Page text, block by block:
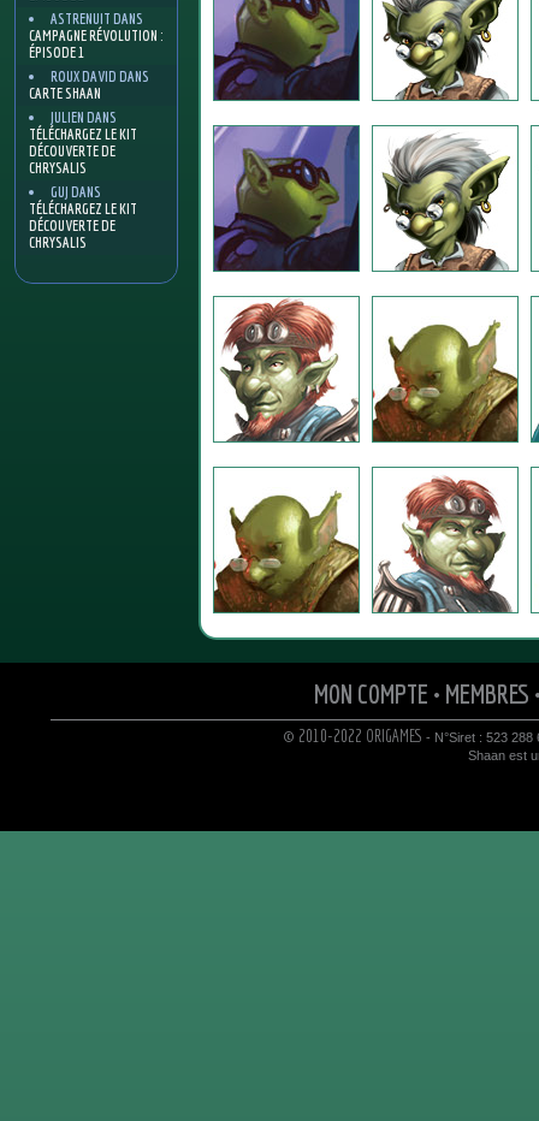
ASTRENUIT DANS
CAMPAGNE RÉVOLUTION :
ÉPISODE 1
ROUX DAVID DANS
CARTE SHAAN
JULIEN DANS
TÉLÉCHARGEZ LE KIT
DÉCOUVERTE DE
CHRYSALIS
GUJ DANS
TÉLÉCHARGEZ LE KIT
DÉCOUVERTE DE
CHRYSALIS
MON COMPTE • MEMBRES
© 2010-2022 ORIGAMES - N°Siret : 523 288
Shaan est